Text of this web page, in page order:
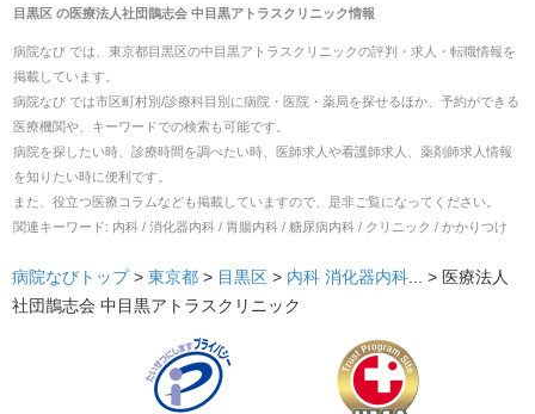
目黒区の医療法人社団鵲志会 中目黒アトラスクリニック情報
病院なび では、 東京都目黒区の中目黒アトラスクリニックの評判・求人・転職情報を
掲載しています。
病院なび では市区町村別/診療科目別に病院・医院・薬局を探せるほか、予約ができる
医療機関や、キーワードでの検索も可能です。
病院を探したい時、診療時間を調べたい時、医師求人や看護師求人、薬剤師求人情報
を知りたい時に便利です。
また、役立つ医療コラムなども掲載していますので、是非ご覧になってください。
関連キーワード: 内科 / 消化器内科 / 胃腸内科 / 糖尿病内科 / クリニック / かかりつけ
病院なびトップ > 東京都 > 目黒区 > 内科 消化器内科... > 医療法人
社団鵲志会 中目黒アトラスクリニック